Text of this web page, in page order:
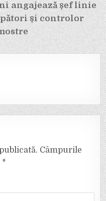
angajează șef linie
și controlor
Câmpurile
*